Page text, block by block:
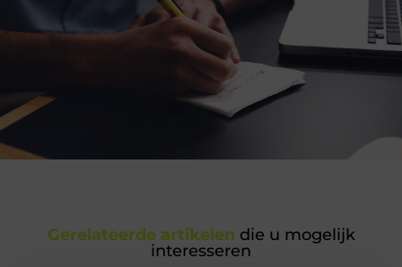
Gerelateerde artikelen die u mogelijk
interesseren